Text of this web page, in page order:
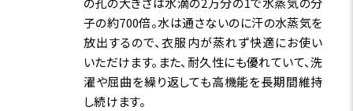
商品比較
子の約700倍。水は通さないのに汗の水蒸気を
放出するので、衣服内が蒸れず快適にお使い
いただけます。また、耐久性にも優れていて、洗
濯や屈曲を繰り返しても高機能を長期間維持
し続けます。